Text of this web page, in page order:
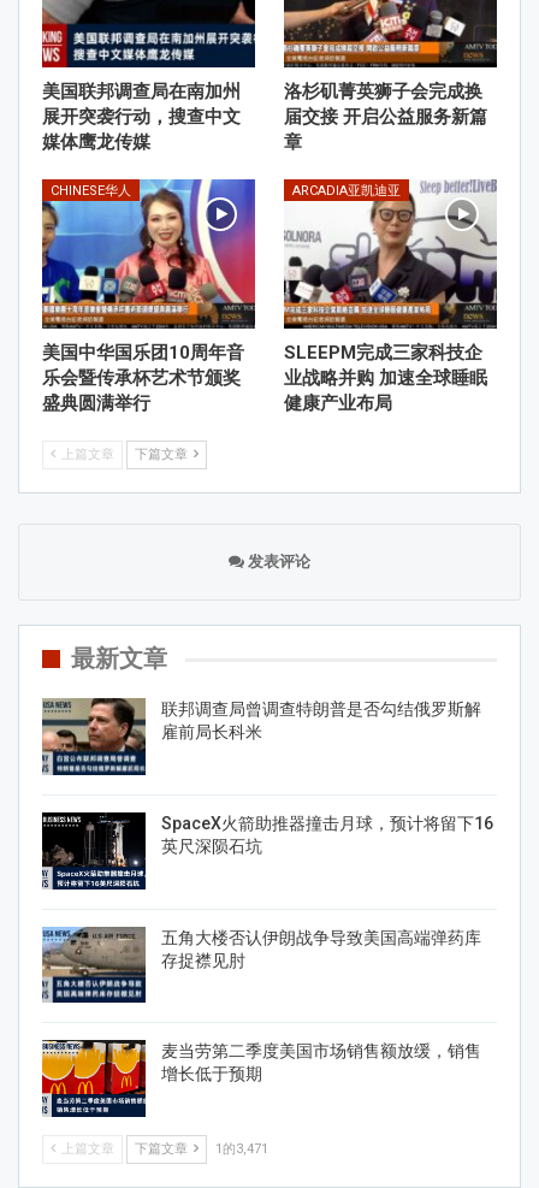
美国联邦调查局在南加州
展开突袭行动，搜查中文
媒体鹰龙传媒
洛杉矶菁英狮子会完成换
届交接 开启公益服务新篇
章
CHINESE华人
美国中华国乐团10周年音
乐会暨传承杯艺术节颁奖
盛典圆满举行
ARCADIA亚凯迪亚
SLEEPM完成三家科技企
业战略并购 加速全球睡眠
健康产业布局
上篇文章 下篇文章
发表评论
最新文章
联邦调查局曾调查特朗普是否勾结俄罗斯解
雇前局长科米
SpaceX火箭助推器撞击月球，预计将留下16
英尺深陨石坑
五角大楼否认伊朗战争导致美国高端弹药库
存捉襟见肘
麦当劳第二季度美国市场销售额放缓，销售
增长低于预期
上篇文章 下篇文章 1的3,471